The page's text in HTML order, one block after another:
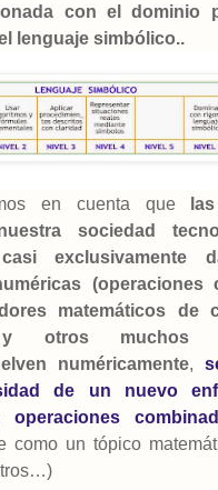
con el dominio
lenguaje simbólico..
en cuenta que
sociedad
exclusivamente
(operaciones
matemáticos de
y otros muchos
numéricamente,
de un nuevo
como un tópico